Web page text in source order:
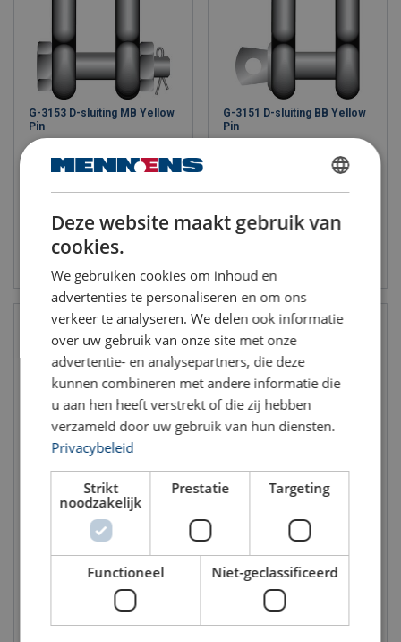
G-3153 D-sluiting MB Yellow
Pin
Grade: 6
Bekijk product
G-3151 D-sluiting BB Yellow
Pin
G-4159 D-sluiting verzonken
bout Green Pin
D-sluiting handelskwaliteit
DUTCH
ENGLISH TRANSLATION
Deze website maakt gebruik van
cookies.
We gebruiken cookies om inhoud en
advertenties te personaliseren en om ons
verkeer te analyseren. We delen ook informatie
over uw gebruik van onze site met onze
advertentie- en analysepartners, die deze
kunnen combineren met andere informatie die
u aan hen heeft verstrekt of die zij hebben
verzameld door uw gebruik van hun diensten.
Privacybeleid
Strikt
noodzakelijk
Prestatie Targeting
Functioneel Niet-geclassificeerd